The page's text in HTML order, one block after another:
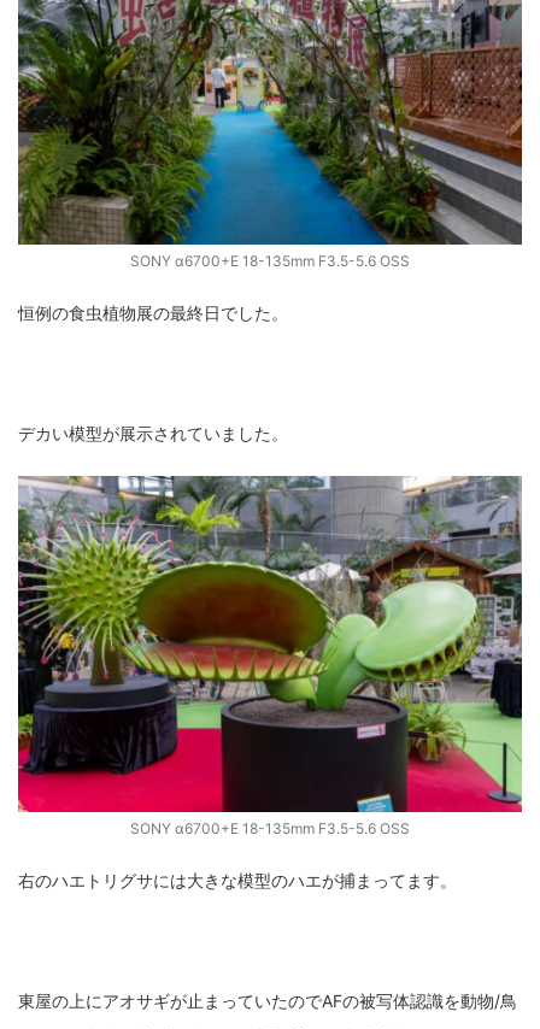
SONY α6700+E 18-135mm F3.5-5.6 OSS
恒例の食虫植物展の最終日でした。
デカい模型が展示されていました。
SONY α6700+E 18-135mm F3.5-5.6 OSS
右のハエトリグサには大きな模型のハエが捕まってます。
東屋の上にアオサギが止まっていたのでAFの被写体認識を動物/鳥